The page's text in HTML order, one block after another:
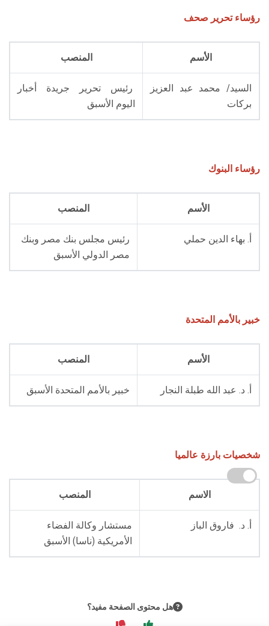
رؤساء تحرير صحف
الأسم المنصب
السيد/ محمد عبد العزيز
بركات
رئيس تحرير جريدة أخبار
اليوم الأسبق
رؤساء البنوك
المنصب الأسم
رئيس مجلس بنك مصر وبنك
مصر الدولي الأسبق
أ. بهاء الدين حملي
خبير بالأمم المتحدة
المنصب الأسم
خبير بالأمم المتحدة الأسبق أ. د. عبد الله طبلة النجار
شخصيات بارزة عالميا
المنصب الاسم
الأمريكية (ناسا) الأسبق
أ. د. فاروق الباز
هل محتوى الصفحة مفيد؟